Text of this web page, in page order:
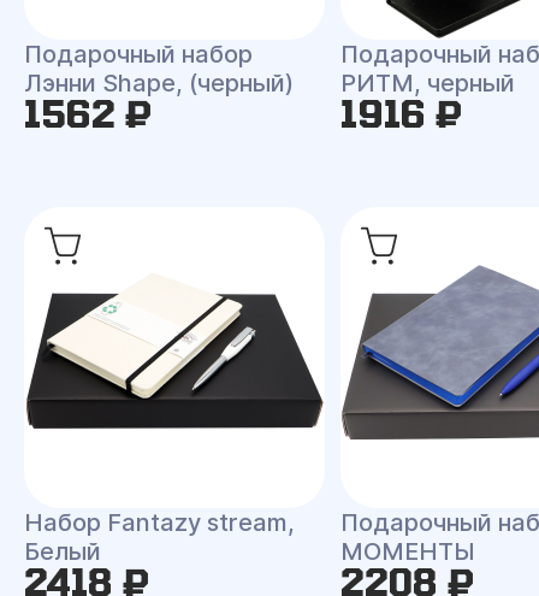
Подарочный набор
Лэнни Shape, (черный)
1562 ₽
Подарочный
РИТМ, черный
1916 ₽
Набор Fantazy stream,
Белый
2418 ₽
Подарочный
МОМЕНТЫ
2208 ₽